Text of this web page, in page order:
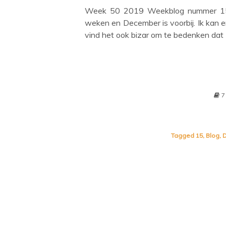
Week 50 2019 Weekblog nummer
weken en December is voorbij. Ik kan
vind het ook bizar om te bedenken
Tagged 15, Blog,